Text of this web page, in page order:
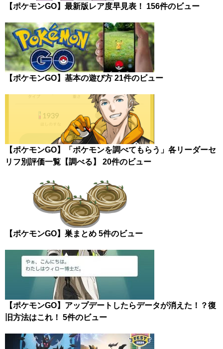
【ポケモンGO】最新版レア度早見表！ 156件のビュー
【ポケモンGO】基本の遊び方 21件のビュー
【ポケモンGO】「ポケモンを調べてもらう」各リーダーセ
リフ別評価一覧【調べる】
20件のビュー
【ポケモンGO】巣まとめ 5件のビュー
【ポケモンGO】アップデートしたらデータが消えた！？復
旧方法はこれ！ 5件のビュー